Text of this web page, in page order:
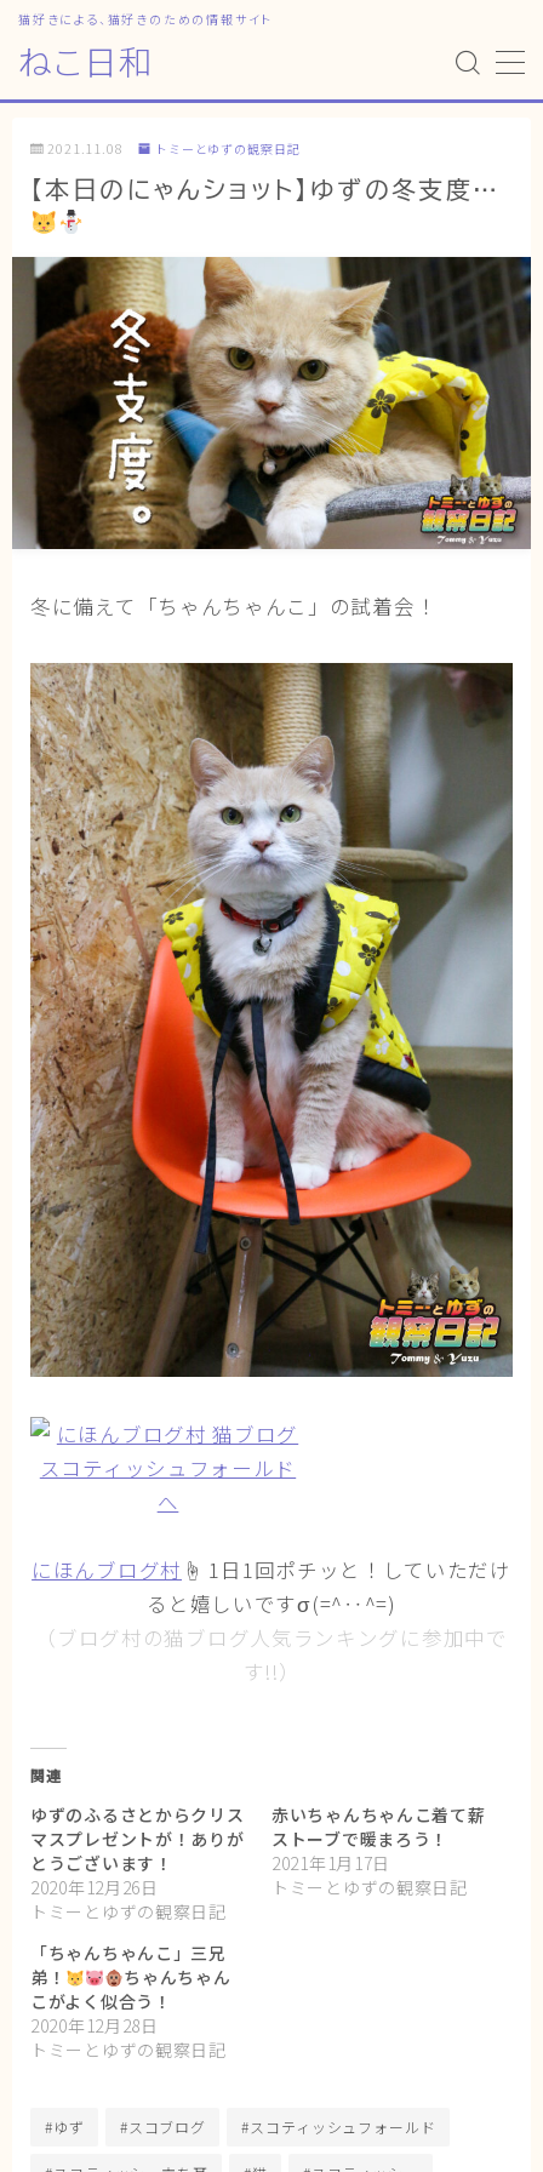
ねこ日和
猫好きによる、猫好きのための情報サイト
MENU
ねこ日和
どっちがいい？
猫暮らしの平均
猫のなぜ？
ゆずとシンバの日常
ねこの部屋
猫の健康・ケア関連
猫と人間の共生・社会問題
猫との暮らし・生活設計
猫の可愛さ発見シリーズ
猫と暮らす快適環境づくり
猫と暮らすシニアライフ
ねこの飼い方
基本ガイド（ねこの飼い方、しつけ、食事）
健康管理（病気・ケア・病院情報）
行動と心理（ねこの習性、気持ちの読み方）
お役立ち情報（ねこに優しいインテリア、災害対
策）
ブログ
トミーとゆずの観察日記
ゆず日和
プロフィール
2021.11.08 トミーとゆずの観察日記
【本日のにゃんショット】ゆずの冬支度…
冬に備えて「ちゃんちゃんこ」の試着会！
にほんブログ村 ☝ 1日1回ポチッと！していただけ
ると嬉しいですσ(=^‥^=)
（ブログ村の猫ブログ人気ランキングに参加中で
す!!）
関連
ゆずのふるさとからクリス
マスプレゼントが！ありが
とうございます！
2020年12月26日
トミーとゆずの観察日記
赤いちゃんちゃんこ着て薪
ストーブで暖まろう！
2021年1月17日
トミーとゆずの観察日記
「ちゃんちゃんこ」三兄
弟！
ちゃんちゃん
こがよく似合う！
2020年12月28日
トミーとゆずの観察日記
#ゆず #スコブログ #スコティッシュフォールド